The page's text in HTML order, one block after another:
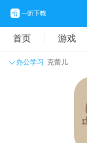
首页 游戏
办公学习 克蕾儿
主
拍